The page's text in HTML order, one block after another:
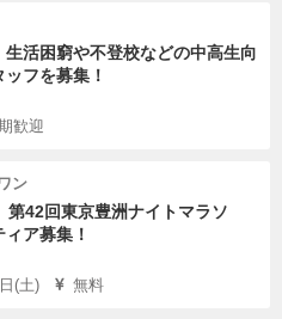
生活困窮や不登校などの中高生向
フを募集！
歓迎
ン
第42回東京豊洲ナイトマラソ
ア募集！
(土) 無料